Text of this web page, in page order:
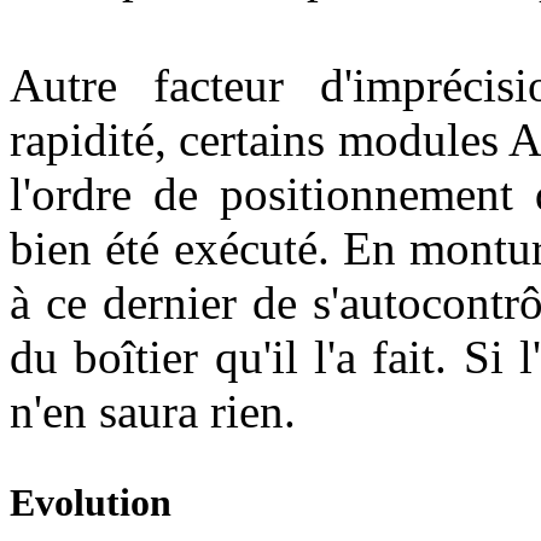
Autre facteur
rapidité, certains modules
l'ordre de
bien été exécuté. En
à ce dernier de
du boîtier qu'il l'a fait. Si
n'en saura rien.
Evolution